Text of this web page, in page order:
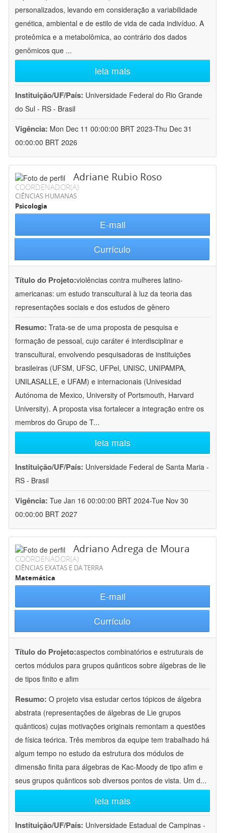
personalizados, levando em consideração a variabilidade
genética, ambiental e de estilo de vida de cada indivíduo. A
proteômica e a metabolômica, ao contrário dos dados
genômicos que ...
leia mais
Instituição/UF/País: Universidade Federal do Rio Grande
do Sul - RS - Brasil
Vigência: Mon Dec 11 00:00:00 BRT 2023-Thu Dec 31
00:00:00 BRT 2026
Adriane Rubio Roso
COORDENADOR(A)
CIÊNCIAS HUMANAS
Psicologia
E-mail
Currículo
Título do Projeto:violências contra mulheres latino-
americanas: um estudo transcultural à luz da teoria das
representações sociais e dos estudos de gênero
Resumo: Trata-se de uma proposta de pesquisa e
formação de pessoal, cujo caráter é interdisciplinar e
transcultural, envolvendo pesquisadoras de instituições
brasileiras (UFSM, UFSC, UFPel, UNISC, UNIPAMPA,
UNILASALLE, e UFAM) e internacionais (Univesidad
Autónoma de Mexico, University of Portsmouth, Harvard
University). A proposta visa fortalecer a integração entre os
membros do Grupo de T...
leia mais
Instituição/UF/País: Universidade Federal de Santa Maria -
RS - Brasil
Vigência: Tue Jan 16 00:00:00 BRT 2024-Tue Nov 30
00:00:00 BRT 2027
Adriano Adrega de Moura
COORDENADOR(A)
CIÊNCIAS EXATAS E DA TERRA
Matemática
E-mail
Currículo
Título do Projeto:aspectos combinatórios e estruturais de
certos módulos para grupos quânticos sobre álgebras de lie
de tipos finito e afim
Resumo: O projeto visa estudar certos tópicos de álgebra
abstrata (representações de álgebras de Lie grupos
quânticos) cujas motivações originais remontam a questões
de física teórica. Três membros da equipe tem trabalhado há
algum tempo no estudo da estrutura dos módulos de
dimensão finita para álgebras de Kac-Moody de tipo afim e
seus grupos quânticos sob diversos pontos de vista. Um d...
leia mais
Instituição/UF/País: Universidade Estadual de Campinas -